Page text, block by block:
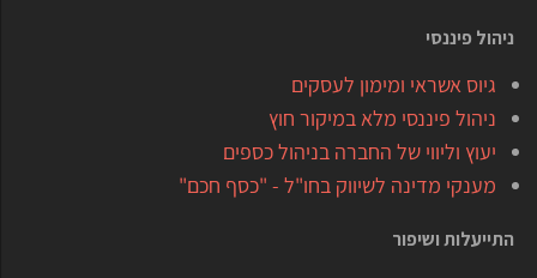
ניהול פיננסי
גיוס אשראי ומימון לעסקים
ניהול פיננסי מלא במיקור חוץ
יעוץ וליווי של החברה בניהול כספים
מענקי מדינה לשיווק בחו"ל - "כסף חכם"
התייעלות ושיפור